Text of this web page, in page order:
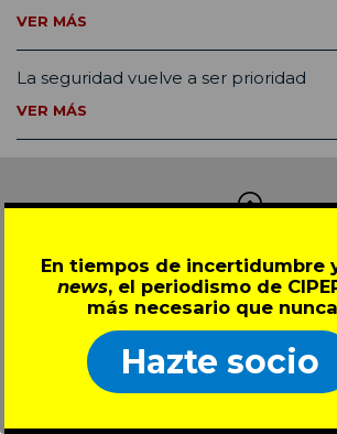
En tiempos de incertidumbre
news, el periodismo de
más necesario que
Hazte socio
VER MÁS
La seguridad vuelve a ser prioridad
VER MÁS
Comentarios
Ricardo Manterola R |08.11.2020
Por primera vez leo un artículo tan
acerca del sistema electoral en
imaginé que es un sistema hecho